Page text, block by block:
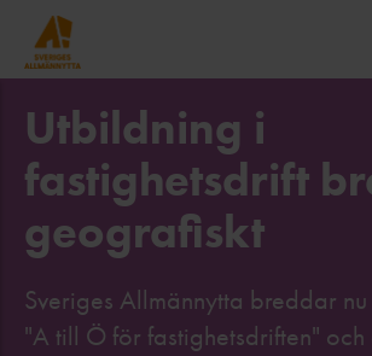
Utbildning i
fastighetsdrift
geografiskt
Sveriges Allmännytta breddar
"A till Ö för fastighetsdriften"